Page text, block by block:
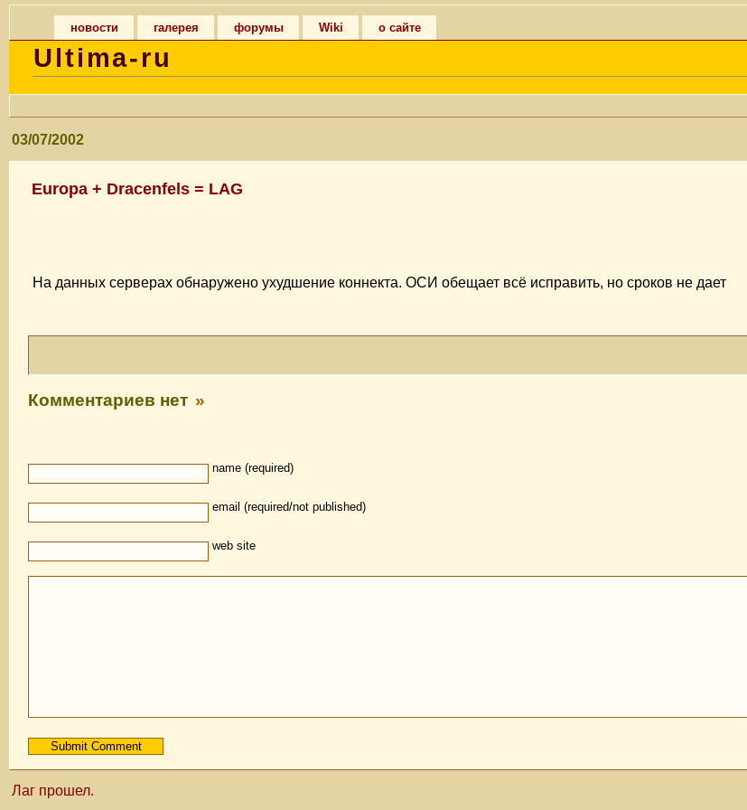
новости галерея форумы Wiki о сайте
Ultima-ru
03/07/2002
Europa + Dracenfels = LAG
На данных серверах обнаружено ухудшение коннекта. ОСИ обещает всё исправить, но сроков не дает
Комментариев нет »
name (required)
email (required/not published)
web site
Лаг прошел.